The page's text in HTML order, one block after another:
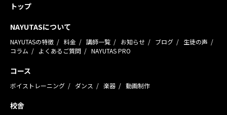
トップ
NAYUTASについて
NAYUTASの特徴 料金 講師一覧 お知らせ ブログ
生徒の声
コラム
よくあるご質問 NAYUTAS PRO
コース
ボイストレーニング ダンス 楽器 動画制作
校舎